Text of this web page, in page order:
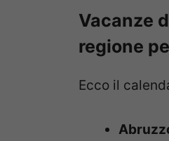
Vacanze
regione
Ecco il